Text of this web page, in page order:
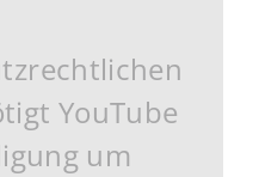
YouTube
um